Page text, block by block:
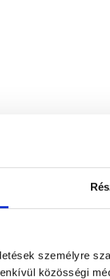
személyre
közösségi